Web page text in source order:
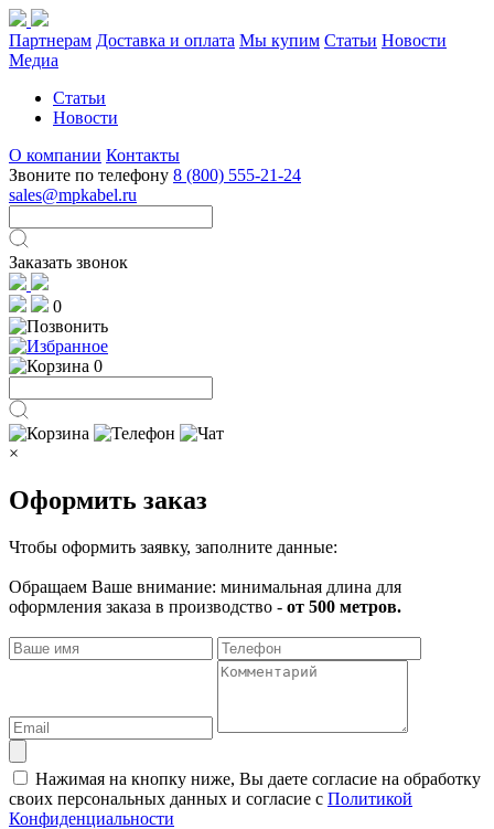
Партнерам Доставка и оплата Мы купим Статьи Новости
Медиа
Статьи
Новости
О компании Контакты
Звоните по телефону 8 (800) 555-21-24
sales@mpkabel.ru
Заказать звонок
0
0
×
Оформить заказ
Чтобы оформить заявку, заполните данные:
Обращаем Ваше внимание: минимальная длина для
оформления заказа в производство - от 500 метров.
Нажимая на кнопку ниже, Вы даете согласие на обработку
своих персональных данных и согласие с Политикой
Конфиденциальности